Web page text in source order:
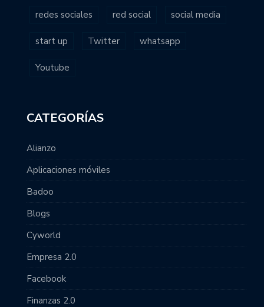
redes sociales red social social media
start up Twitter whatsapp
Youtube
CATEGORÍAS
Alianzo
Aplicaciones móviles
Badoo
Blogs
Cyworld
Empresa 2.0
Facebook
Finanzas 2.0